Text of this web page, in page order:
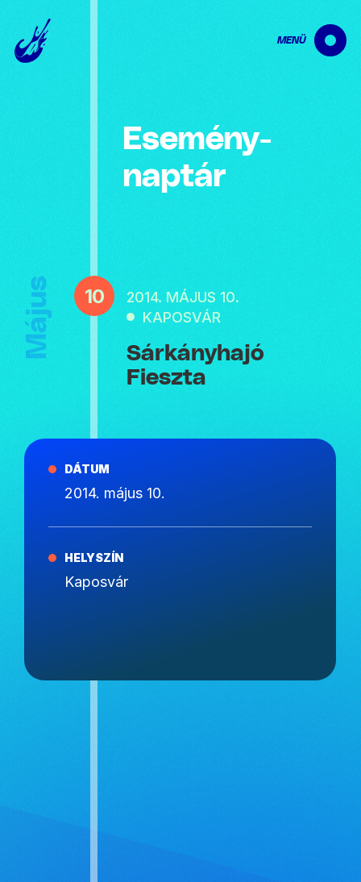
MENÜ
Esemény­
naptár
Május 10
2014. MÁJUS 10.
KAPOSVÁR
Sárkányhajó
Fieszta
DÁTUM
2014. május 10.
HELYSZÍN
Kaposvár